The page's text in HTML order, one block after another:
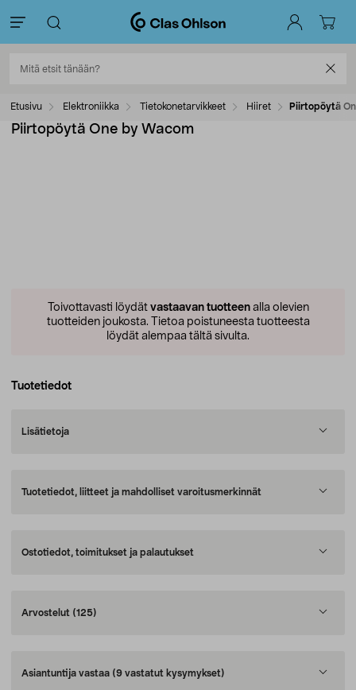
Etusivu Elektroniikka Tietokonetarvikkeet Hiiret Piirtopöytä
Piirtopöytä One by Wacom
Toivottavasti löydät vastaavan tuotteenalla olevien
tuotteiden joukosta. Tietoa poistuneesta tuotteesta
löydät alempaa tältä sivulta.
Tuotetiedot
Lisätietoja
Tuotetiedot, liitteet ja mahdolliset varoitusmerkinnät
Ostotiedot, toimitukset ja palautukset
Arvostelut (125)
Asiantuntija vastaa (9 vastatut kysymykset)